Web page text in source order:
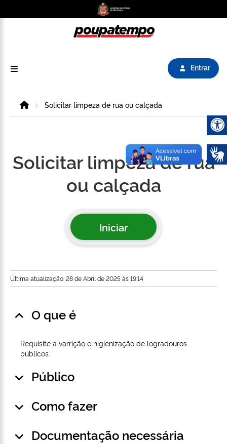
Entrar
HomeSolicitar limpeza de rua ou calçada
Solicitar limpeza de rua
ou calçada
Iniciar
Última atualização: 28 de Abril de 2025 às 19:14
O que é
Requisite a varrição e higienização de logradouros
públicos.
Público
Como fazer
Documentação necessária